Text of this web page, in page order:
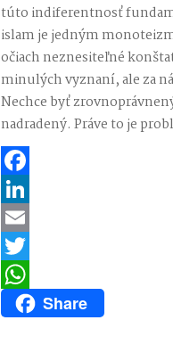
túto indiferentnosť
islam je jedným
očiach neznesiteľné
minulých vyznaní, ale za
Nechce byť
nadradený. Práve to je
Facebook
LinkedIn
Email
Twitter
WhatsAppShare